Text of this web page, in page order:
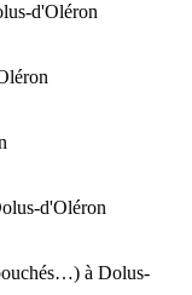
d'Oléron
d'Oléron
à Dolus-